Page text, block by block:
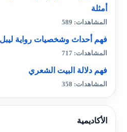
أمثلة
المشاهدات: 589
فهم أحداث وشخصيات رواية ليبل
المشاهدات: 717
فهم دلالة البيت الشعري
المشاهدات: 358
الأكاديمية